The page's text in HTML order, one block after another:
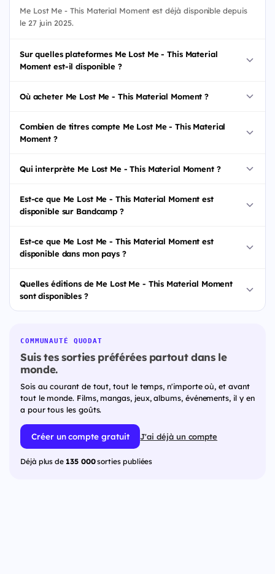
Me Lost Me - This Material Moment est déjà disponible depuis
le 27 juin 2025.
Sur quelles plateformes Me Lost Me - This Material
Moment est-il disponible ?
Où acheter Me Lost Me - This Material Moment ?
Combien de titres compte Me Lost Me - This Material
Moment ?
Qui interprète Me Lost Me - This Material Moment ?
Est-ce que Me Lost Me - This Material Moment est
disponible sur Bandcamp ?
Est-ce que Me Lost Me - This Material Moment est
disponible dans mon pays ?
Quelles éditions de Me Lost Me - This Material Moment
sont disponibles ?
COMMUNAUTÉ QUODAT
Suis tes sorties préférées partout dans le
monde.
Sois au courant de tout, tout le temps, n'importe où, et avant
tout le monde. Films, mangas, jeux, albums, événements, il y en
a pour tous les goûts.
Créer un compte gratuit J'ai déjà un compte
Déjà plus de 135 000sorties publiées